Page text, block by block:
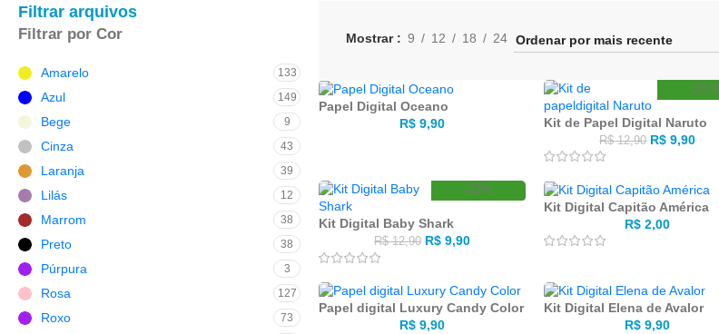
Filtrar arquivos
Filtrar por Cor
Amarelo 133
Azul 149
Bege 9
Cinza 43
Laranja 39
Lilás 12
Marrom 38
Preto 38
Púrpura 3
Rosa 127
Roxo 73
Mostrar 9 12 18 24
Papel Digital Oceano
R$ 9,90
-23%
Kit de Papel Digital Naruto
R$12,90 R$ 9,90
-23%
Kit Digital Baby Shark
R$12,90 R$ 9,90
Kit Digital Capitão América
R$ 2,00
Papel digital Luxury Candy Color
R$ 9,90
Kit Digital Elena de Avalor
R$ 9,90